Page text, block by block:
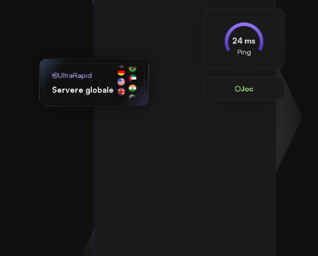
UltraRapid
Servere globale
24 ms
Ping
Joc